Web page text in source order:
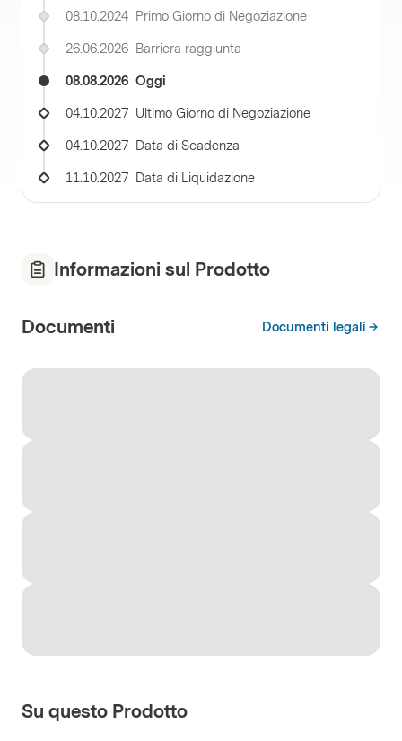
08.10.2024 Primo Giorno di Negoziazione
26.06.2026 Barriera raggiunta
08.08.2026 Oggi
04.10.2027 Ultimo Giorno di Negoziazione
04.10.2027 Data di Scadenza
11.10.2027 Data di Liquidazione
Informazioni sul Prodotto
Documenti Documenti legali
Su questo Prodotto